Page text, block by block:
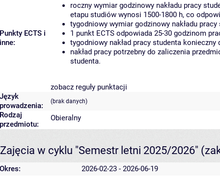
Punkty ECTS i
inne:
roczny wymiar godzinowy nakładu pracy
etapu studiów wynosi 1500-1800 h, co
tygodniowy wymiar godzinowy nakładu
1 punkt ECTS odpowiada 25-30 godzinom
tygodniowy nakład pracy studenta
nakład pracy potrzebny do zaliczenia
studenta.
zobacz reguły punktacji
Język
prowadzenia:
(brak danych)
Rodzaj
przedmiotu:
Obieralny
Zajęcia w cyklu "Semestr letni 2025/2026"
Okres:
2026-02-23 - 2026-06-19